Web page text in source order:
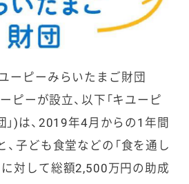
ーピーみらいたまご財団
ピーが設立、以下「キユーピ
)は、2019年4月からの1年間
、子ども食堂などの「食を通し
に対して総額2,500万円の助成